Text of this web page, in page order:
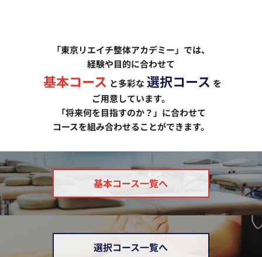
「東京リエイチ整体アカデミー」では、
経験や目的に合わせて
基本コース と多彩な 選択コース を
ご用意しています。
「将来何を目指すのか？」に合わせて
コースを組み合わせることができます。
基本コース一覧へ
選択コース一覧へ